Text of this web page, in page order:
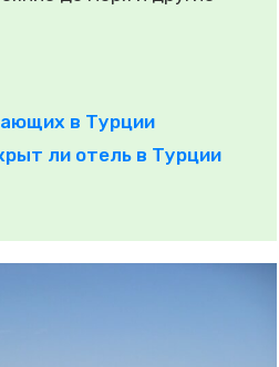
в Турции
ли отель в Турции